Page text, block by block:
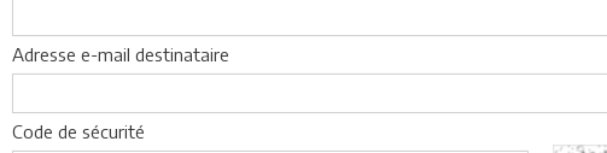
Adresse e-mail destinataire
Code de sécurité